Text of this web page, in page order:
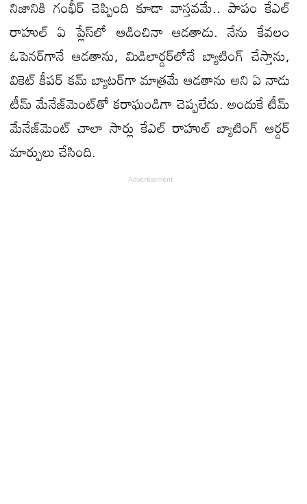
నిజానికి గంభీర్‌ చెప్పింది కూడా వాస్తవమే.. పాపం కేఎల్‌
రాహుల్‌ ఏ ప్లేస్‌లో ఆడించినా ఆడతాడు. నేను కేవలం
ఓపెనర్‌గానే ఆడతాను, మిడిలార్డర్‌లోనే బ్యాటింగ్‌ చేస్తాను,
వికెట్‌ కీపర్‌ కమ్‌ బ్యాటర్‌గా మాత్రమే ఆడతాను అని ఏ నాడు
టీమ్‌ మేనేజ్‌మెంట్‌తో కరాఘండిగా చెప్పలేదు. అందుకే టీమ్‌
మేనేజ్‌మెంట్‌ చాలా సార్లు కేఎల్‌ రాహుల్‌ బ్యాటింగ్‌ ఆర్డర్‌
మార్పులు చేసింది.